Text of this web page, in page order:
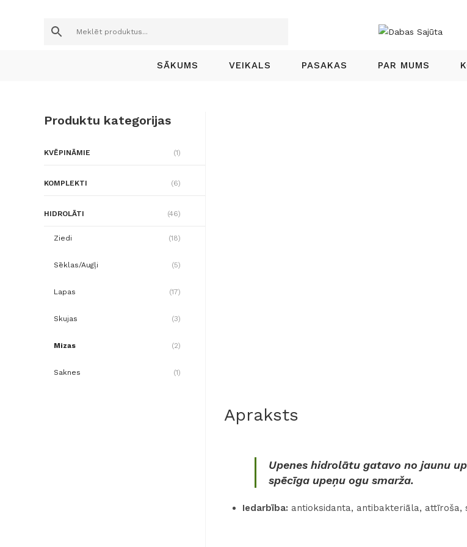
M
t
t
s
SĀKUMS VEIKALS PASAKAS PAR MUMS
Apraksts
Upenes hidrolātu gatavo no jaunu
spēcīga upeņu ogu smarža.
Iedarbība: antioksidanta, antibakteriāla, attīroša,
Produktu kategorijas
KVĒPINĀMIE (1)
KOMPLEKTI (6)
HIDROLĀTI (46)
Ziedi (18)
Sēklas/Augļi (5)
Lapas (17)
Skujas (3)
Mizas (2)
Saknes (1)